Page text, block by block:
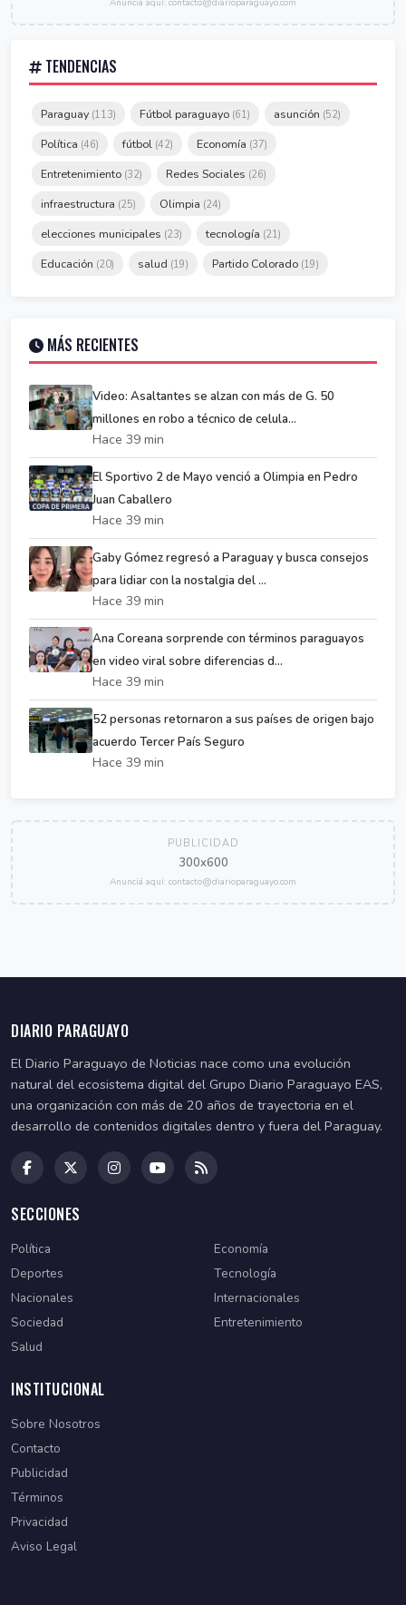
Anunciá aquí: contacto@diarioparaguayo.com
TENDENCIAS
Paraguay (113) Fútbol paraguayo (61) asunción (52)
Política (46) fútbol (42) Economía (37)
Entretenimiento (32) Redes Sociales (26)
infraestructura (25) Olimpia (24)
elecciones municipales (23) tecnología (21)
Educación (20) salud (19) Partido Colorado (19)
MÁS RECIENTES
Video: Asaltantes se alzan con más de G. 50
millones en robo a técnico de celula...
Hace 39 min
El Sportivo 2 de Mayo venció a Olimpia en Pedro
Juan Caballero
Hace 39 min
Gaby Gómez regresó a Paraguay y busca consejos
para lidiar con la nostalgia del ...
Hace 39 min
Ana Coreana sorprende con términos paraguayos
en video viral sobre diferencias d...
Hace 39 min
52 personas retornaron a sus países de origen bajo
acuerdo Tercer País Seguro
Hace 39 min
PUBLICIDAD
300x600
Anunciá aquí: contacto@diarioparaguayo.com
DIARIO PARAGUAYO
El Diario Paraguayo de Noticias nace como una evolución
natural del ecosistema digital del Grupo Diario Paraguayo EAS,
una organización con más de 20 años de trayectoria en el
desarrollo de contenidos digitales dentro y fuera del Paraguay.
SECCIONES
Política
Economía
Deportes
Tecnología
Nacionales
Internacionales
Sociedad
Entretenimiento
Salud
INSTITUCIONAL
Sobre Nosotros
Contacto
Publicidad
Términos
Privacidad
Aviso Legal